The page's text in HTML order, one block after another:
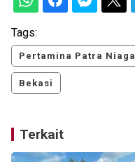
Tags:
Pertamina Patra Niaga
Bekasi
Terkait